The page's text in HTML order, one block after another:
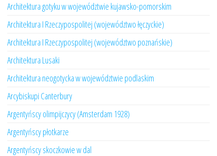
Architektura gotyku w województwie kujawsko-pomorskim
Architektura I Rzeczypospolitej (województwo łęczyckie)
Architektura I Rzeczypospolitej (województwo poznańskie)
Architektura Lusaki
Architektura neogotycka w województwie podlaskim
Arcybiskupi Canterbury
Argentyńscy olimpijczycy (Amsterdam 1928)
Argentyńscy płotkarze
Argentyńscy skoczkowie w dal